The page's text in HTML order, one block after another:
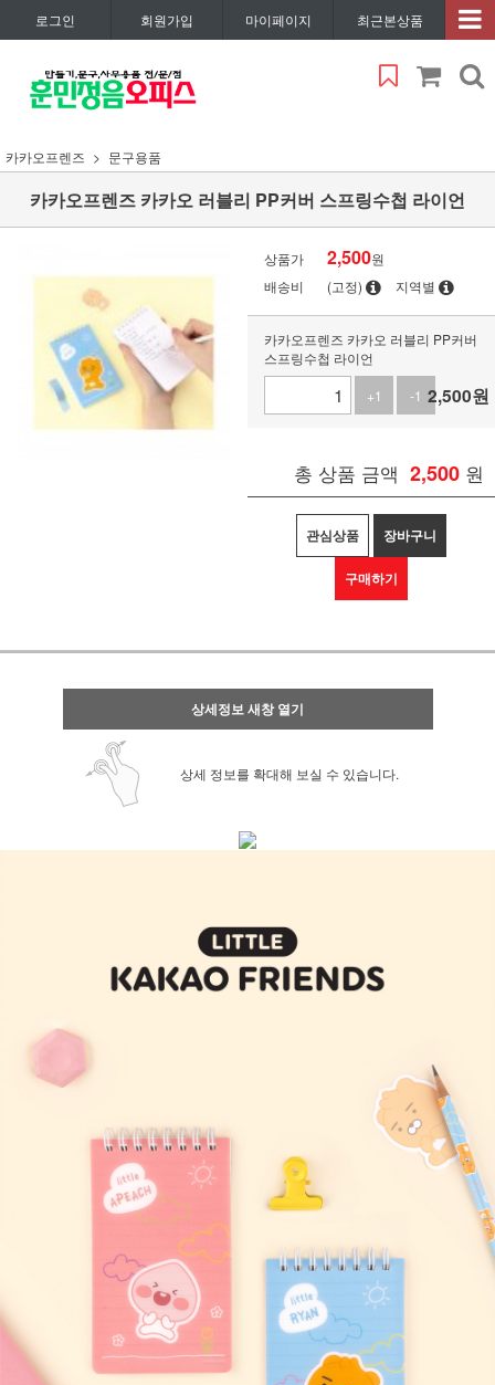
로그인 회원가입 마이페이지 최근본상품
카카오프렌즈 문구용품
카카오프렌즈 카카오 러블리 PP커버 스프링수첩 라이언
상품가 2,500원
배송비
(고정) 지역별
카카오프렌즈 카카오 러블리 PP커버
스프링수첩 라이언
+1
-1 2,500원
총 상품 금액 2,500 원
관심상품 장바구니
구매하기
상세정보 새창 열기
상세 정보를 확대해 보실 수 있습니다.